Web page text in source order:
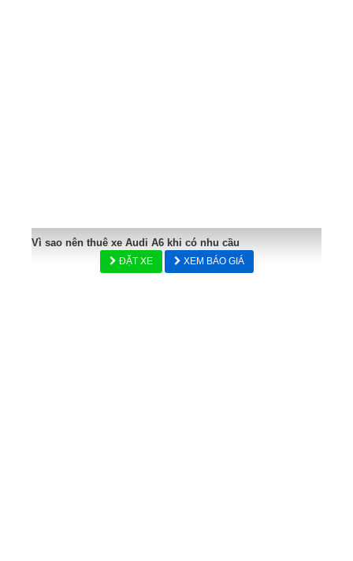
Vì sao nên thuê xe Audi A6 khi có nhu cầu
ĐẶT XE XEM BÁO GIÁ